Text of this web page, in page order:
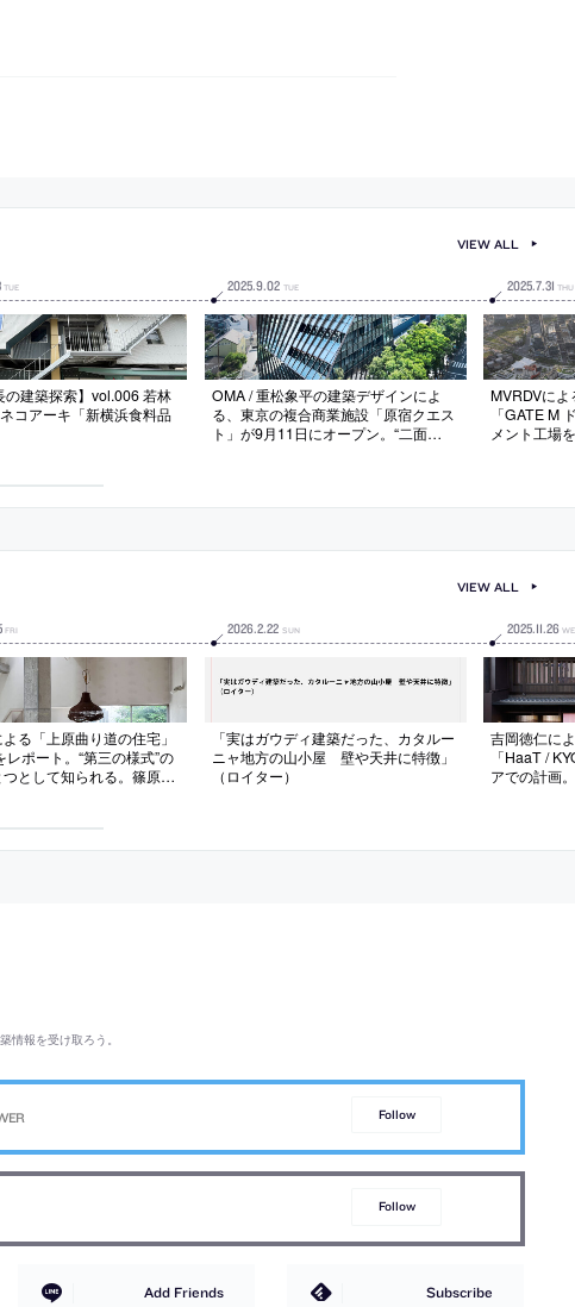
TUE
の建築探索】vol.006 若林
コアーキ「新横浜食料品
2025.9.02 TUE
OMA / 重松象平の建築デザインによ
る、東京の複合商業施設「原宿クエス
ト」が9月11日にオープン。“二面
ーズが参画
2025.7.31 THU
MVRDVに
「GATE M
メント工場
志向。改修
VIEW ALL
FRI
る「上原曲り道の住宅」
レポート。“第三の様式”の
として知られる。篠原が
木志郎康とその家族の住
2026.2.22 SUN
「実はガウディ建築だった、カタルー
ニャ地方の山小屋 壁や天井に特徴」
（ロイター）
2025.11.26
吉岡徳仁に
「HaaT /
アでの計画
る“桜色”に
VIEW ALL
情報を受け取ろう。
Follow
Follow
Add Friends Subscribe